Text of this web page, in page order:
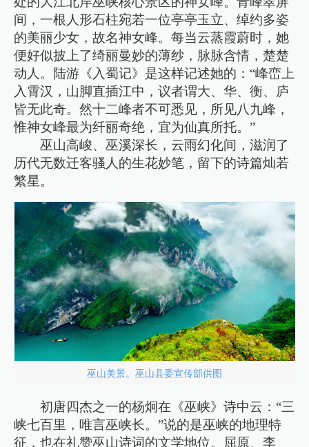
间，一根人形石柱宛若一位亭亭玉立、绰约多姿
的美丽少女，故名神女峰。每当云蒸霞蔚时，她
便好似披上了绮丽曼妙的薄纱，脉脉含情，楚楚
动人。陆游《入蜀记》是这样记述她的：“峰峦上
入霄汉，山脚直插江中，议者谓大、华、衡、庐
皆无此奇。然十二峰者不可悉见，所见八九峰，
惟神女峰最为纤丽奇绝，宜为仙真所托。”
巫山高峻、巫溪深长，云雨幻化间，滋润了
历代无数迁客骚人的生花妙笔，留下的诗篇灿若
繁星。
巫山美景。巫山县委宣传部供图
初唐四杰之一的杨炯在《巫峡》诗中云：“三
峡七百里，唯言巫峡长。”说的是巫峡的地理特
征，也在礼赞巫山诗词的文学地位。屈原、李